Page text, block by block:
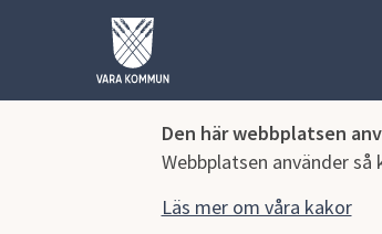
Den här webbplatsen
Webbplatsen använder
Läs mer om våra kakor